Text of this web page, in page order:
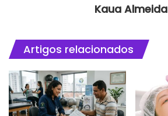
Kaua Almeida
Artigos relacionados